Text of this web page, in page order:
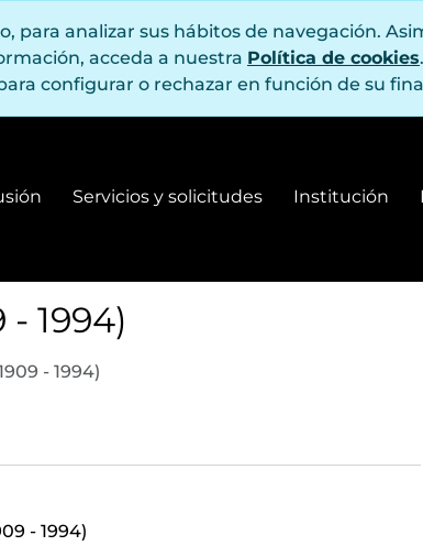
analizar sus hábitos de navegación.
acceda a nuestra Política de cookies
configurar o rechazar en función de su
y difusión
Servicios y solicitudes Institución
1994)
- 1994)
- 1994)